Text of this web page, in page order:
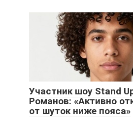
Участник шоу Stand
Романов: «Активно
от шуток ниже пояса»